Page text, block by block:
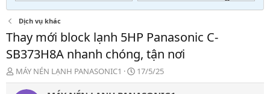
Dịch vụ khác
Thay mới block lạnh 5HP Panasonic C-
SB373H8A nhanh chóng, tận nơi
T
h
MÁY NÉN LẠNH PANASONIC1
N
g
17/5/25